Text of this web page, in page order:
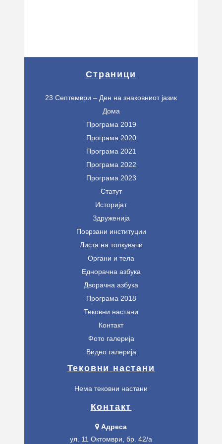
Страници
23 Септември – Ден на знаковниот јазик
Дома
Програма 2019
Програма 2020
Програма 2021
Програма 2022
Програма 2023
Статут
Историјат
Здруженија
Поврзани институции
Листа на толкувачи
Органи и тела
Еднорачна азбука
Дворачна азбука
Програма 2018
Тековни настани
Контакт
Фото галерија
Видео галерија
Тековни настани
Нема тековни настани
Контакт
Адреса
ул. 11 Октомври, бр. 42/а